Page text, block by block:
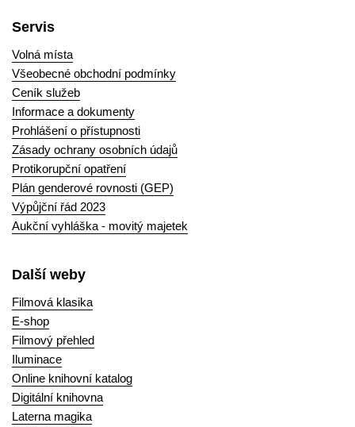
Servis
Volná místa
Všeobecné obchodní podmínky
Ceník služeb
Informace a dokumenty
Prohlášení o přístupnosti
Zásady ochrany osobních údajů
Protikorupční opatření
Plán genderové rovnosti (GEP)
Výpůjční řád 2023
Aukční vyhláška - movitý majetek
Další weby
Filmová klasika
E-shop
Filmový přehled
Iluminace
Online knihovní katalog
Digitální knihovna
Laterna magika